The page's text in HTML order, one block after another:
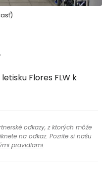
Flores FLW k
odkazy, z ktorých môže
na odkaz. Pozrite si našu
pravidlami.